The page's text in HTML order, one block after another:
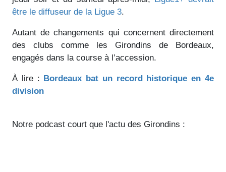
être le diffuseur de la Ligue 3.
Autant de changements qui concernent directement
des clubs comme les Girondins de Bordeaux,
engagés dans la course à l’accession.
À lire : Bordeaux bat un record historique en 4e
division
Notre podcast court que l'actu des Girondins :